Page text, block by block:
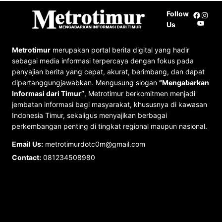
Follow
Us
Metrotimur merupakan portal berita digital yang hadir
sebagai media informasi terpercaya dengan fokus pada
penyajian berita yang cepat, akurat, berimbang, dan dapat
dipertanggungjawabkan. Mengusung slogan “Mengabarkan
Informasi dari Timur”, Metrotimur berkomitmen menjadi
jembatan informasi bagi masyarakat, khususnya di kawasan
Indonesia Timur, sekaligus menyajikan berbagai
perkembangan penting di tingkat regional maupun nasional.
Email Us: metrotimurdotc0m@gmail.com
Contact: 081234508980